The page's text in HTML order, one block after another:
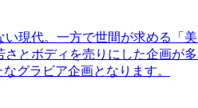
現代。一方で世間が求める「
とボディを売りにした企画が
グラビア企画となります。